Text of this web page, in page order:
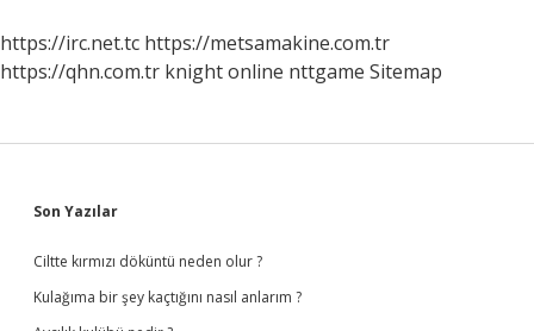
https://irc.net.tc https://metsamakine.com.tr
https://qhn.com.tr knight online nttgame Sitemap
Sidebar
Son Yazılar
Ciltte kırmızı döküntü neden olur ?
Kulağıma bir şey kaçtığını nasıl anlarım ?